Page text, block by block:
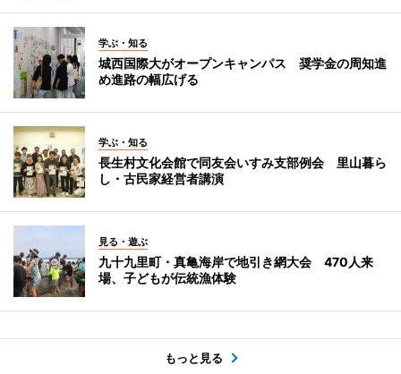
学ぶ・知る
城西国際大がオープンキャンパス 奨学金の周知進
め進路の幅広げる
学ぶ・知る
長生村文化会館で同友会いすみ支部例会 里山暮ら
し・古民家経営者講演
見る・遊ぶ
九十九里町・真亀海岸で地引き網大会 470人来
場、子どもが伝統漁体験
もっと見る